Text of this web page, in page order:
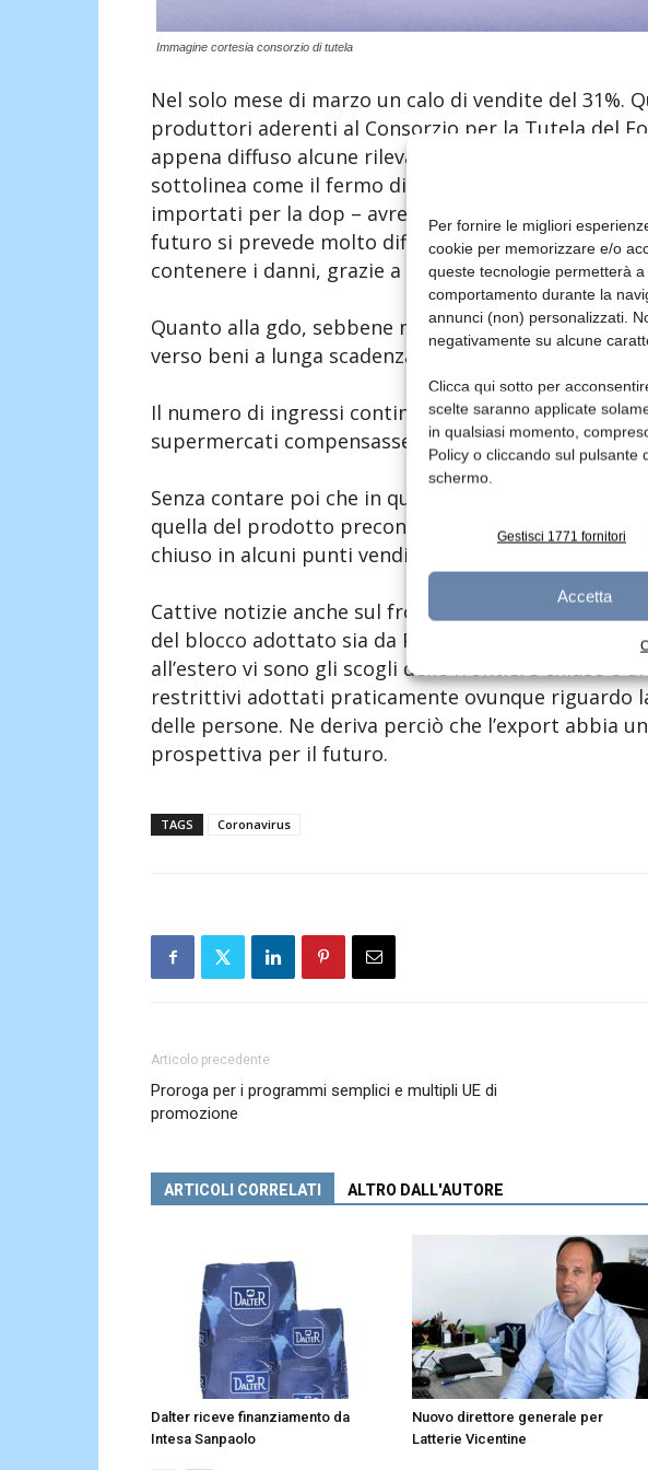
Per fornire le migliori
cookie per memorizzare e/o
queste tecnologie permetterà
comportamento durante la
annunci (non) personalizzati.
negativamente su alcune
Clicca qui sotto per
scelte saranno applicate
in qualsiasi momento,
Policy o cliccando sul pulsante
schermo.
Gestisci 1771 fornitori
Accetta
Immagine cortesia consorzio di tutela
Nel solo mese di marzo un calo di vendite del 31%.
produttori aderenti al Consorzio per la Tutela del
appena diffuso alcune rilevazioni e considerazioni
sottolinea come il fermo di horeca e grossisti –
importati per la dop – avrebbe indotto perdite fino al
futuro si prevede molto difficile, nonostante
contenere i danni, grazie a programmazioni e
Quanto alla gdo, sebbene non sia stata
verso beni a lunga scadenza o stagionati.
Il numero di ingressi contingentato non ha
supermercati compensassero i numeri negativi
Senza contare poi che in questo momento la
quella del prodotto preconfezionato/libero-servizio
chiuso in alcuni punti vendita.
Cattive notizie anche sul fronte export dall’ultima
del blocco adottato sia da Paesi europei che extra
all’estero vi sono gli scogli delle frontiere chiuse e
restrittivi adottati praticamente ovunque riguardo
delle persone. Ne deriva perciò che l’export abbia
prospettiva per il futuro.
TAGS Coronavirus
Articolo precedente
Proroga per i programmi semplici e multipli UE di
promozione
ARTICOLI CORRELATI ALTRO DALL'AUTORE
Dalter riceve finanziamento da
Intesa Sanpaolo
Nuovo direttore generale per
Latterie Vicentine